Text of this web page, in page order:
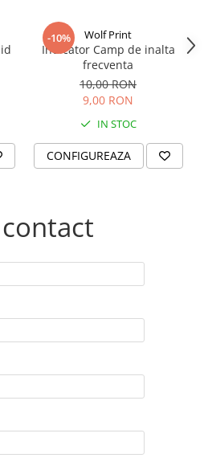
-10% Wolf Print
Indicator Camp de inalta
frecventa
10,00 RON
9,00 RON
IN STOC
CONFIGUREAZA